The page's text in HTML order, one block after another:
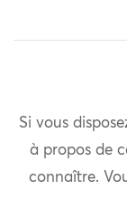
Si vous
à propos de
connaître.